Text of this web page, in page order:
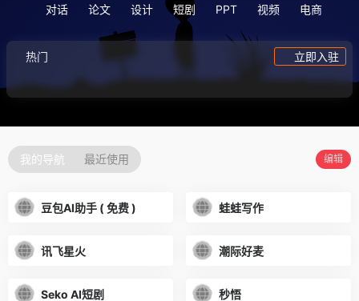
对话 论文 设计 短剧 PPT 视频 电商
热门 立即入驻
我的导航 最近使用 编辑
豆包AI助手 ( 免费 ) 蛙蛙写作
讯飞星火 潮际好麦
Seko AI短剧 秒悟